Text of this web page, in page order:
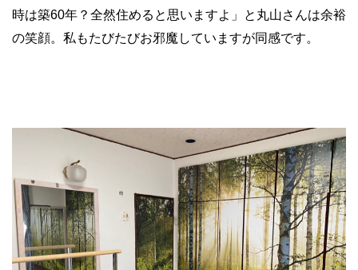
時は築60年？全然住めると思いますよ」と丸山さんは余裕
の笑顔。私もたびたびお邪魔していますが同感です。